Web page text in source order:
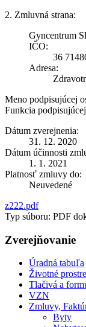
2. Zmluvná strana:
Gyncentrum
IČO:
36
Adresa:
Meno podpisujúcej
Funkcia
Dátum zverejnenia:
31. 12. 2020
Dátum účinnosti
1. 1. 2021
Platnosť zmluvy do:
Neuvedené
z222.pdf
Typ súboru: PDF
Zverejňovanie
Úradná tabuľa
Životné
Tlačivá a
VZN
Zmluvy,
Byty